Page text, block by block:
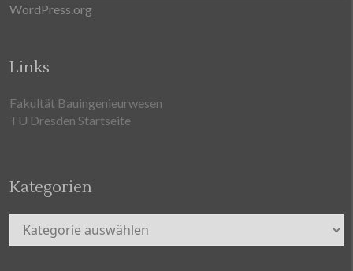
WordPress.org
Links
Fakultät Bauingenieurwesen
TU Dresden Startseite
Kategorien
Kategorien